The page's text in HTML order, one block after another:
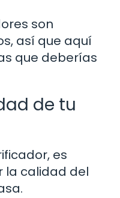
son
así que aquí
que deberías
de tu
es
la calidad del